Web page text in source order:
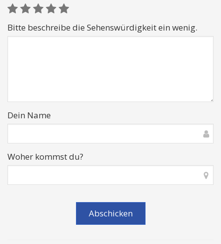
Bitte beschreibe die Sehenswürdigkeit ein wenig.
Dein Name
Woher kommst du?